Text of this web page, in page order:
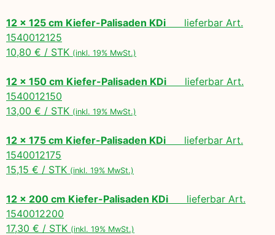
12 x 125 cm Kiefer-Palisaden KDi lieferbar Art.
1540012125
10,80 € / STK (inkl. 19% MwSt.)
12 x 150 cm Kiefer-Palisaden KDi lieferbar Art.
1540012150
13,00 € / STK (inkl. 19% MwSt.)
12 x 175 cm Kiefer-Palisaden KDi lieferbar Art.
1540012175
15,15 € / STK (inkl. 19% MwSt.)
12 x 200 cm Kiefer-Palisaden KDi lieferbar Art.
1540012200
17,30 € / STK (inkl. 19% MwSt.)